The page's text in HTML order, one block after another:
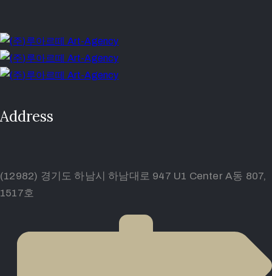
Address
(12982) 경기도 하남시 하남대로 947 U1 Center A동 807,
1517호